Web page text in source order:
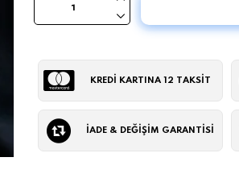
KREDİ KARTINA 12 TAKSİT
İADE & DEĞİŞİM GARANTİSİ